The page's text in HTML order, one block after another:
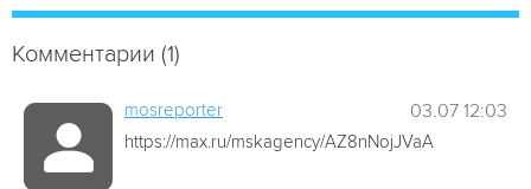
Комментарии (1)
mosreporter 03.07 12:03
https://max.ru/mskagency/AZ8nNojJVaA